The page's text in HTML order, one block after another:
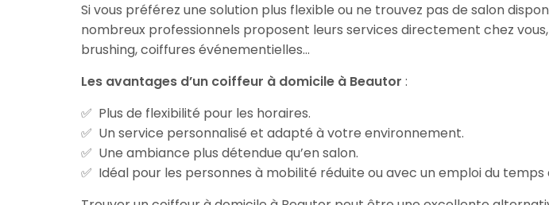
Si vous préférez une solution plus flexible ou ne trouvez pas de salon
nombreux professionnels proposent leurs services directement chez
brushing, coiffures événementielles…
Les avantages d’un coiffeur à domicile à Beautor :
Plus de flexibilité pour les horaires.
Un service personnalisé et adapté à votre environnement.
Une ambiance plus détendue qu’en salon.
Idéal pour les personnes à mobilité réduite ou avec un emploi du temps